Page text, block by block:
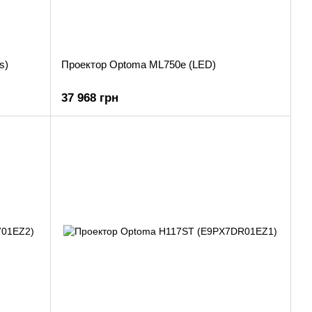
Проектор Optoma ML750e (LED)
37 968 грн